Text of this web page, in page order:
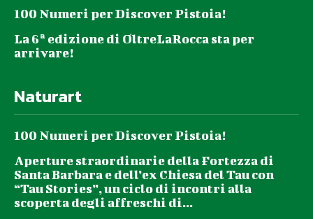
100 Numeri per Discover Pistoia!
La 6ª edizione di OltreLaRocca sta per
arrivare!
Naturart
100 Numeri per Discover Pistoia!
Aperture straordinarie della Fortezza di
Santa Barbara e dell’ex Chiesa del Tau con
“Tau Stories”, un ciclo di incontri alla
scoperta degli affreschi di...